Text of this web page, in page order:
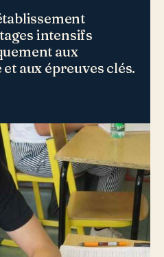
intensifs
aux
aux épreuves clés.